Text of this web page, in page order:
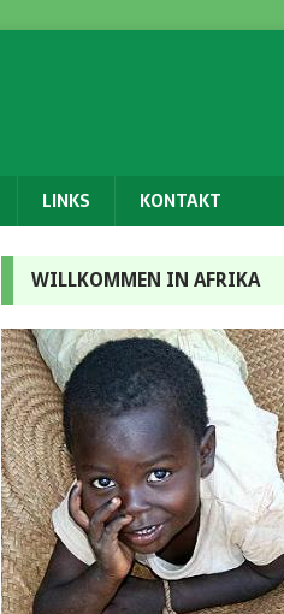
LINKS KONTAKT
WILLKOMMEN IN AFRIKA